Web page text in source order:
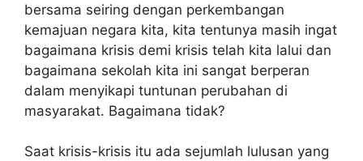
bersama seiring dengan perkembangan
kemajuan negara kita, kita tentunya masih ingat
bagaimana krisis demi krisis telah kita lalui dan
bagaimana sekolah kita ini sangat berperan
dalam menyikapi tuntunan perubahan di
masyarakat. Bagaimana tidak?
Saat krisis-krisis itu ada sejumlah lulusan yang